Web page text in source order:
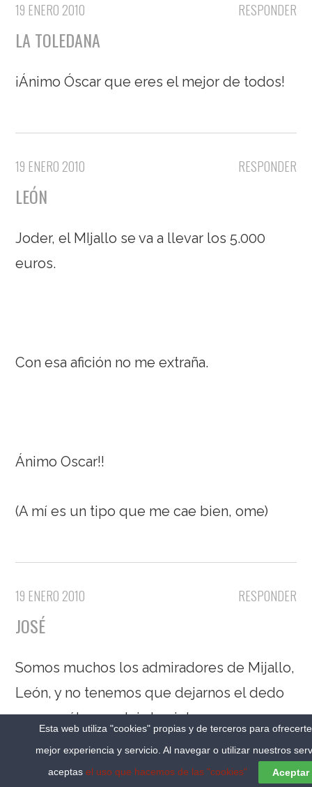
RESPONDER
19 ENERO 2010
LA TOLEDANA
¡Ánimo Óscar que eres el mejor de todos!
RESPONDER
19 ENERO 2010
LEÓN
Joder, el MIjallo se va a llevar los 5.000
euros.
Con esa afición no me extraña.
Ánimo Oscar!!
(A mí es un tipo que me cae bien, ome)
RESPONDER
19 ENERO 2010
JOSÉ
Somos muchos los admiradores de Mijallo,
León, y no tenemos que dejarnos el dedo
porque él ya se deja la piel.
Viva los corresponsales y ánimo a todos.
Esta web utiliza "cookies" propias y de terceros para
mejor experiencia y servicio. Al navegar o utilizar nuestros
aceptas el uso que hacemos de las "cookies" Aceptar